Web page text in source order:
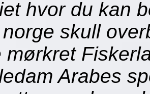
hvor du kan
skull
Arabes